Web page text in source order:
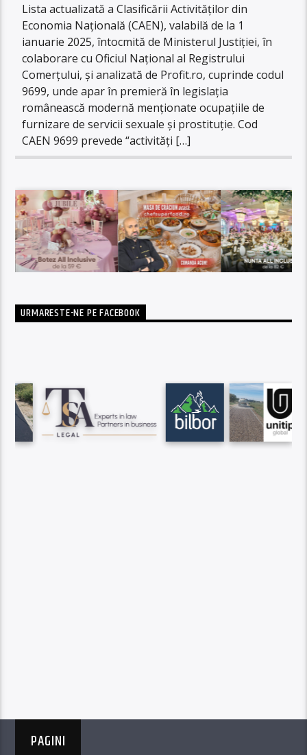
Lista actualizată a Clasificării Activităților din
Economia Națională (CAEN), valabilă de la 1
ianuarie 2025, întocmită de Ministerul Justiției, în
colaborare cu Oficiul Național al Registrului
Comerțului, și analizată de Profit.ro, cuprinde codul
9699, unde apar în premieră în legislația
românească modernă menționate ocupațiile de
furnizare de servicii sexuale și prostituție. Cod
CAEN 9699 prevede “activități […]
URMARESTE-NE PE FACEBOOK
PAGINI